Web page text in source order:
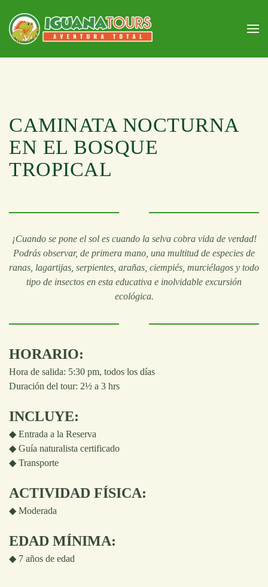
Skip to main content
CAMINATA NOCTURNA
EN EL BOSQUE
TROPICAL
¡Cuando se pone el sol es cuando la selva cobra vida de verdad!
Podrás observar, de primera mano, una multitud de especies de
ranas, lagartijas, serpientes, arañas, ciempiés, murciélagos y todo
tipo de insectos en esta educativa e inolvidable excursión
ecológica.
HORARIO:
Hora de salida: 5:30 pm, todos los días
Duración del tour: 2½ a 3 hrs
INCLUYE:
◆ Entrada a la Reserva
◆ Guía naturalista certificado
◆ Transporte
ACTIVIDAD FÍSICA:
◆ Moderada
EDAD MÍNIMA:
◆ 7 años de edad